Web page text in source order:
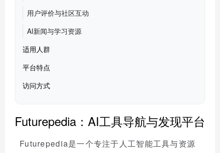
用户评价与社区互动
AI新闻与学习资源
适用人群
平台特点
访问方式
Futurepedia：AI工具导航与发现平台
Futurepedia是一个专注于人工智能工具与资源